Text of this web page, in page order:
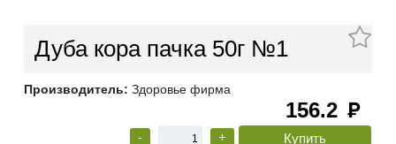
Дуба кора пачка 50г №1
Производитель: Здоровье фирма
156.2 руб
- +